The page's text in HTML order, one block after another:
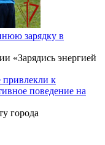
зарядку в
«Зарядись энергией
привлекли к
поведение на
города